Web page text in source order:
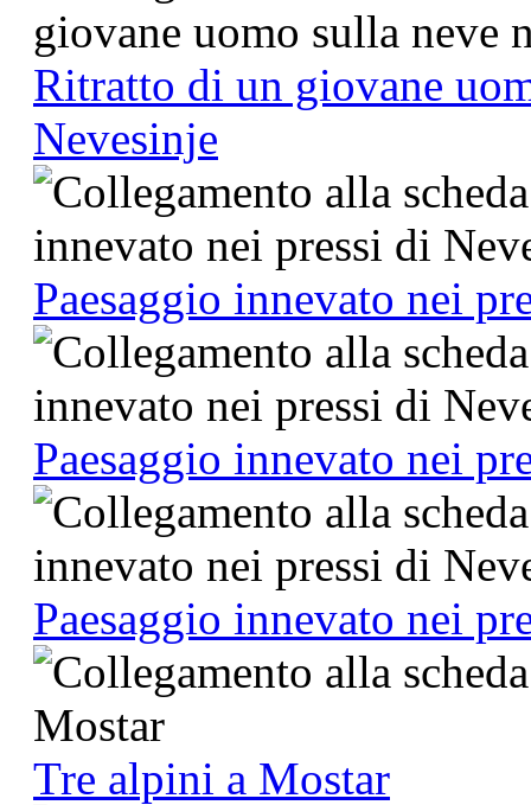
Ritratto di un giovane
Nevesinje
Paesaggio innevato nei
Paesaggio innevato nei
Paesaggio innevato nei
Tre alpini a Mostar